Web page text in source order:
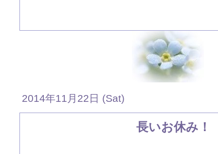
2014年11月22日 (Sat)
長いお休み！